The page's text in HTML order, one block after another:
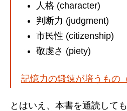
人格 (character)
判断力 (judgment)
市民性 (citizenship)
敬虔さ (piety)
記憶力の鍛錬が培うもの
とはいえ、本書を通読して